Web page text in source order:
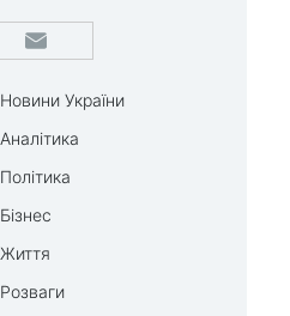
Новини України
Аналітика
Політика
Бізнес
Життя
Розваги